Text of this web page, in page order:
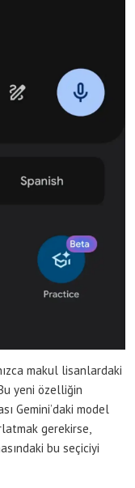
makul lisanlardaki
yeni özelliğin
Gemini’daki model
gerekirse,
bu seçiciyi